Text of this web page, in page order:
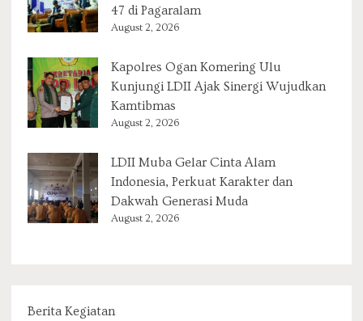
47 di Pagaralam
August 2, 2026
Kapolres Ogan Komering Ulu
Kunjungi LDII Ajak Sinergi Wujudkan
Kamtibmas
August 2, 2026
LDII Muba Gelar Cinta Alam
Indonesia, Perkuat Karakter dan
Dakwah Generasi Muda
August 2, 2026
Berita Kegiatan